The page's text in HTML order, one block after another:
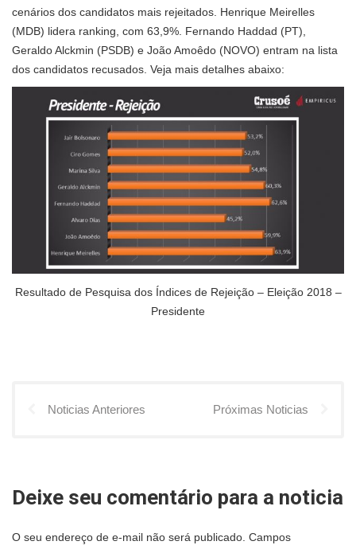
cenários dos candidatos mais rejeitados. Henrique Meirelles
(MDB) lidera ranking, com 63,9%. Fernando Haddad (PT),
Geraldo Alckmin (PSDB) e João Amoêdo (NOVO) entram na lista
dos candidatos recusados. Veja mais detalhes abaixo:
Resultado de Pesquisa dos Índices de Rejeição – Eleição 2018 –
Presidente
Noticias Anteriores Próximas Noticias
Deixe seu comentário para a noticia
O seu endereço de e-mail não será publicado. Campos